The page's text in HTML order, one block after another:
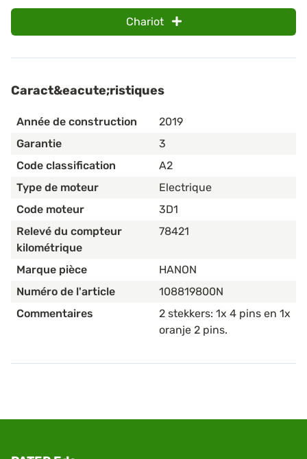
Chariot
Caract&eacute;ristiques
Année de construction
2019
Garantie
3
Code classification
A2
Type de moteur
Electrique
Code moteur
3D1
Relevé du compteur
kilométrique
78421
Marque pièce
HANON
Numéro de l'article
108819800N
Commentaires
2 stekkers: 1x 4 pins en 1x
oranje 2 pins.